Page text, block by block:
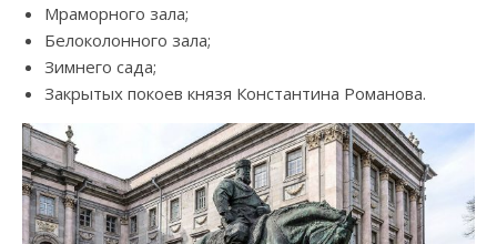
Мраморного зала;
Белоколонного зала;
Зимнего сада;
Закрытых покоев князя Константина Романова.